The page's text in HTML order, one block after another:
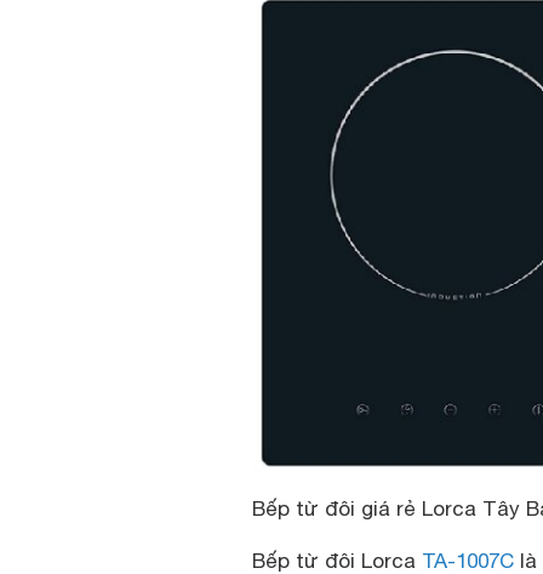
Bếp từ đôi giá rẻ Lorca Tây
Bếp từ đôi Lorca TA-1007C là